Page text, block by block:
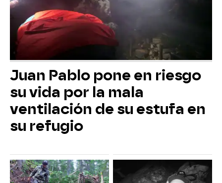
Juan Pablo pone en riesgo
su vida por la mala
ventilación de su estufa en
su refugio